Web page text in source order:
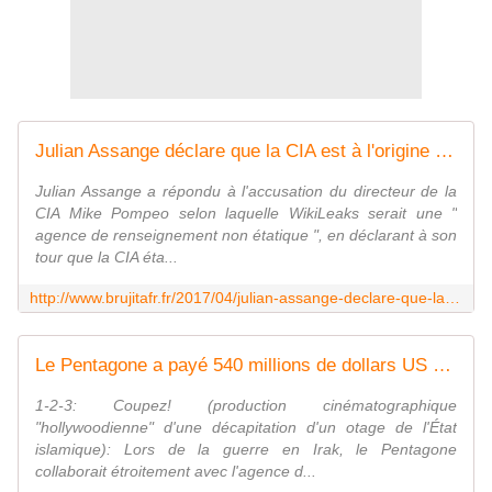
Julian Assange déclare que la CIA est à l'origine d'al-Qaïda et de Daech - MOINS de BIENS PLUS de LIENS
Julian Assange a répondu à l'accusation du directeur de la
CIA Mike Pompeo selon laquelle WikiLeaks serait une "
agence de renseignement non étatique ", en déclarant à son
tour que la CIA éta...
Le Pentagone a payé 540 millions de dollars US pour de fausses vidéos sur Al-Qaïda - MOINS de BIENS PLUS de LIENS
1-2-3: Coupez! (production cinématographique
"hollywoodienne" d'une décapitation d'un otage de l'État
islamique): Lors de la guerre en Irak, le Pentagone
collaborait étroitement avec l'agence d...